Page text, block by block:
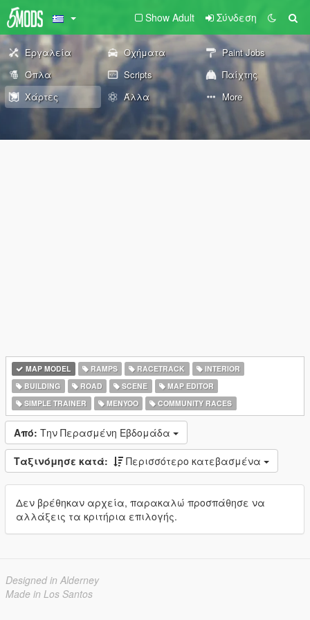
Show Adult Σύνδεση
Εργαλεία Οχήματα
Paint Jobs
Όπλα
Scripts
Παίχτης
Χάρτες
Άλλα More
MAP MODEL RAMPS RACETRACK
INTERIOR
BUILDING
ROAD SCENE
MAP EDITOR
SIMPLE TRAINER
MENYOO COMMUNITY RACES
Από: Την Περασμένη Εβδομάδα
Ταξινόμησε κατά: Περισσότερο κατεβασμένα
Δεν βρέθηκαν αρχεία, παρακαλώ προσπάθησε να
αλλάξεις τα κριτήρια επιλογής.
Designed in Alderney
Made in Los Santos